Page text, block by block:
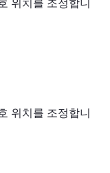
위치를 조정합니
위치를 조정합니